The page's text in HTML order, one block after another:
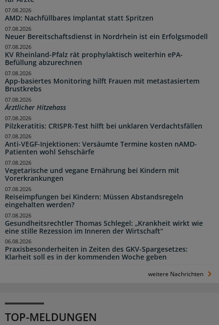
AMD: Nachfüllbares Implantat statt Spritzen
07.08.2026
Neuer Bereitschaftsdienst in Nordrhein ist ein Erfolgsmodell
07.08.2026
KV Rheinland-Pfalz rät prophylaktisch weiterhin ePA-
Befüllung abzurechnen
07.08.2026
App-basiertes Monitoring hilft Frauen mit metastasiertem
Brustkrebs
07.08.2026
Ärztlicher Hitzehass
07.08.2026
Pilzkeratitis: CRISPR-Test hilft bei unklaren Verdachtsfällen
07.08.2026
Anti-VEGF-Injektionen: Versäumte Termine kosten nAMD-
Patienten wohl Sehschärfe
07.08.2026
Vegetarische und vegane Ernährung bei Kindern mit
Vorerkrankungen
07.08.2026
Reiseimpfungen bei Kindern: Müssen Abstandsregeln
eingehalten werden?
07.08.2026
Gesundheitsrechtler Thomas Schlegel: „Krankheit wirkt wie
eine stille Rezession im Inneren der Wirtschaft“
07.08.2026
Praxisbesonderheiten in Zeiten des GKV-Spargesetzes:
Klarheit soll es in der kommenden Woche geben
06.08.2026
weitere Nachrichten
TOP-MELDUNGEN